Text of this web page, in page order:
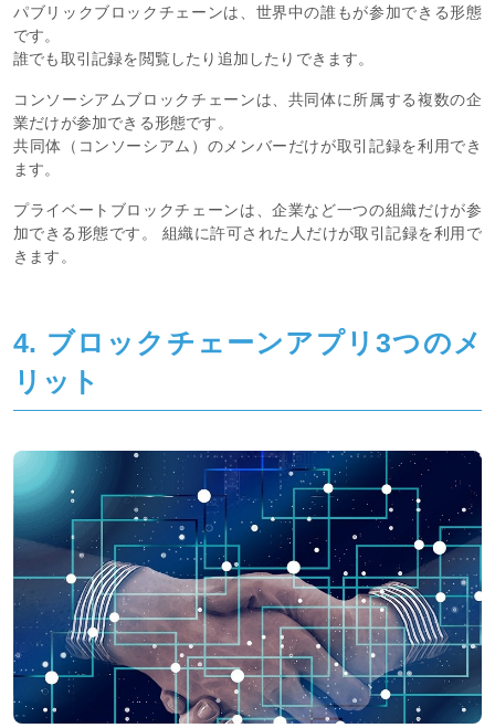
パブリックブロックチェーンは、世界中の誰もが参加できる形態
です。
誰でも取引記録を閲覧したり追加したりできます。
コンソーシアムブロックチェーンは、共同体に所属する複数の企
業だけが参加できる形態です。
共同体（コンソーシアム）のメンバーだけが取引記録を利用でき
ます。
プライベートブロックチェーンは、企業など一つの組織だけが参
加できる形態です。 組織に許可された人だけが取引記録を利用で
きます。
4. ブロックチェーンアプリ3つのメ
リット